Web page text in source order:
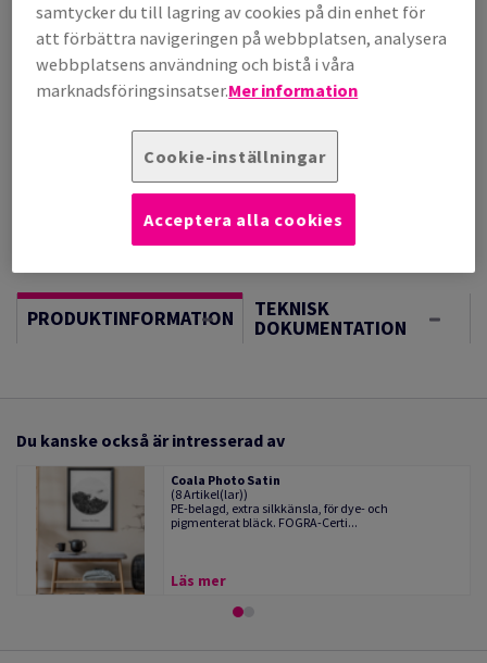
(95,5 kg )
I LAGER
Vägledning om enheter
PRODUKTINFORMATION TEKNISK
DOKUMENTATION
Du kanske också är intresserad av
Coala Photo Satin
(8 Artikel(lar))
PE-belagd, extra silkkänsla, för dye- och
pigmenterat bläck. FOGRA-Certi...
Läs mer
samtycker du till lagring av cookies på din enhet för
att förbättra navigeringen på webbplatsen, analysera
webbplatsens användning och bistå i våra
marknadsföringsinsatser.Mer information
Cookie-inställningar
Acceptera alla cookies